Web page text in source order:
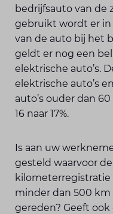
bedrijfsauto van de
gebruikt wordt er in
van de auto bij het
geldt er nog een
elektrische auto’s.
elektrische auto’s
auto’s ouder dan
16 naar 17%.
Is aan uw
gesteld waarvoor
minder dan 500 km
gereden? Geeft